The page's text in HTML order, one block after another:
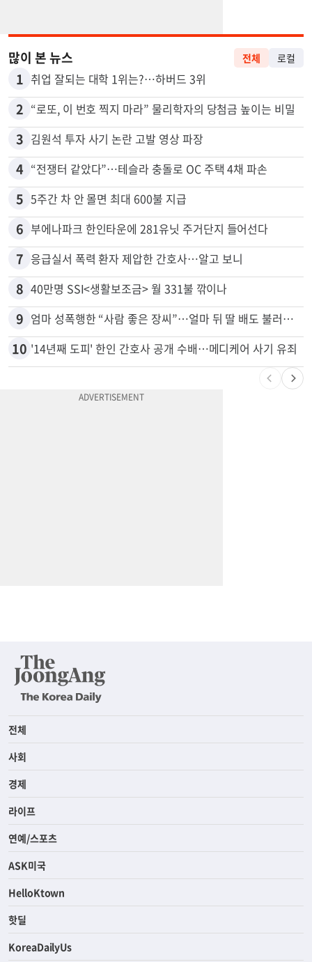
많이 본 뉴스 전체 로컬
1 취업 잘되는 대학 1위는?…하버드 3위
2 “로또, 이 번호 찍지 마라” 물리학자의 당첨금 높이는 비밀
3 김원석 투자 사기 논란 고발 영상 파장
4 “전쟁터 같았다”…테슬라 충돌로 OC 주택 4채 파손
5 5주간 차 안 몰면 최대 600불 지급
6 부에나파크 한인타운에 281유닛 주거단지 들어선다
7 응급실서 폭력 환자 제압한 간호사…알고 보니
8 40만명 SSI<생활보조금> 월 331불 깎이나
9 엄마 성폭행한 “사람 좋은 장씨”…얼마 뒤 딸 배도 불러왔다
10 '14년째 도피' 한인 간호사 공개 수배…메디케어 사기 유죄
전체
사회
경제
라이프
연예/스포츠
ASK미국
HelloKtown
핫딜
KoreaDailyUs